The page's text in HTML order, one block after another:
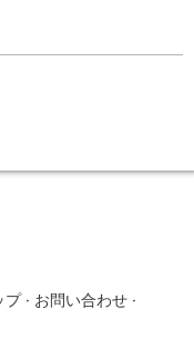
プ · お問い合わせ ·